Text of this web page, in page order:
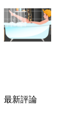
最新評論